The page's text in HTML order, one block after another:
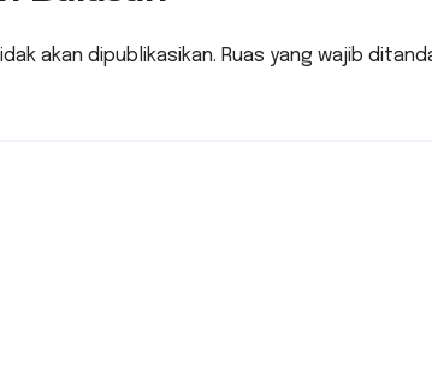
akan dipublikasikan. Ruas yang wajib